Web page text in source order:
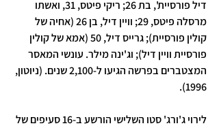
דיל פורסיית', בת 26; ריקי פיטס, 31, ואשתו
מרסלה פיטס, 29; וויין דיל, בן 26 (אחיה של
קולין פורסיית); גרייס דיל, 50 (אמא של קולין
פורסיית וויין דיל); וג'ינה מילר. עונשי המאסר
המצטברים בפרשה הגיעו ל-2,100 שנים. (ניוטון,
1996).
לירוי ג'ורג' סטו השלישי הורשע ב-16 סעיפים של